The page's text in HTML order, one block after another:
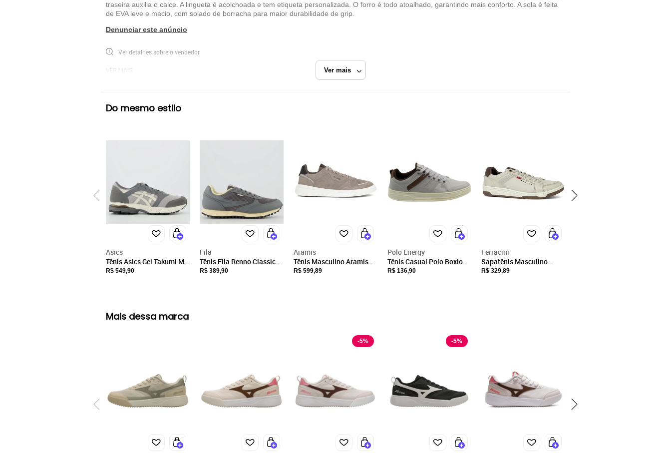
Razão Social
VULCABRAS AZALEIA SP COMERCIO DE ARTIGOS
ESPORTIVOS LTDA
CNPJ
18.565.468/0012-41
EST MUNICIPAL LUIZ LOPES NETO, 21
Ver mais
traseira auxilia o calce. A lingueta é acolchoada e tem etiqueta personalizada. O forro é todo atoalhado, garantindo mais conforto. A sola é feita
de EVA leve e macio, com solado de borracha para maior durabilidade de grip.
Denunciar este anúncio
Ver detalhes sobre o vendedor
VER MAIS
Do mesmo estilo
Asics
Tênis Asics Gel Takumi M
Cinza
R$ 549,90
Fila
Tênis Fila Renno Classic
Cinza
R$ 389,90
Aramis
Tênis Masculino Aramis
Casual Journey Made
R$ 599,89
Polo Energy
Tênis Casual Polo Boxion
Acolchoado Masculino
R$ 136,90
Ferracini
Sapatênis Masculino
Ferracini 24h Casual Vox
R$ 329,89
Mais dessa marca
-5% -5%